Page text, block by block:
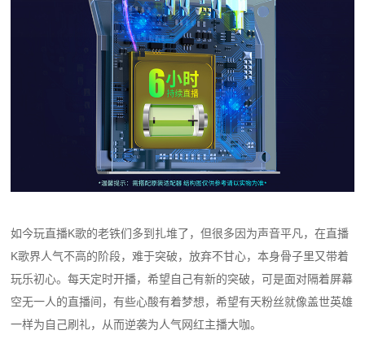
如今玩直播K歌的老铁们多到扎堆了，但很多因为声音平凡，在直播
K歌界人气不高的阶段，难于突破，放弃不甘心，本身骨子里又带着
玩乐初心。每天定时开播，希望自己有新的突破，可是面对隔着屏幕
空无一人的直播间，有些心酸有着梦想，希望有天粉丝就像盖世英雄
一样为自己刷礼，从而逆袭为人气网红主播大咖。